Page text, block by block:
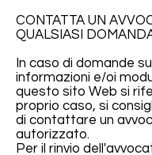
CONTATTA UN
QUALSIASI
In caso di domande
informazioni e/oi
questo sito Web si
proprio caso, si
di contattare un
autorizzato.
Per il rinvio